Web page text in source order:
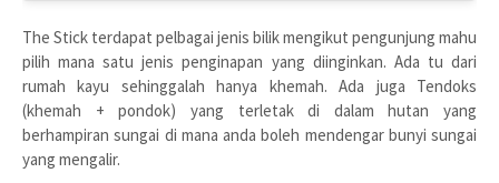
The Stick terdapat pelbagai jenis bilik mengikut pengunjung mahu
pilih mana satu jenis penginapan yang diinginkan. Ada tu dari
rumah kayu sehinggalah hanya khemah. Ada juga Tendoks
(khemah + pondok) yang terletak di dalam hutan yang
berhampiran sungai di mana anda boleh mendengar bunyi sungai
yang mengalir.